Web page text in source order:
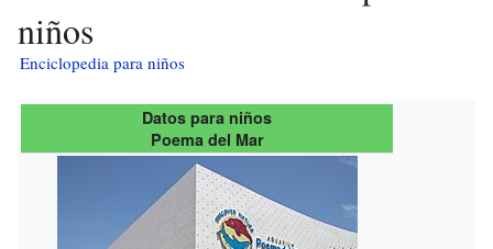
niños
Enciclopedia para niños
Datos para niños
Poema del Mar